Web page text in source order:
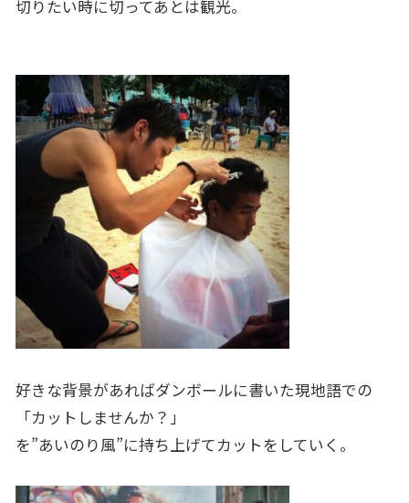
切りたい時に切ってあとは観光。
好きな背景があればダンボールに書いた現地語での
「カットしませんか？」
を”あいのり風”に持ち上げてカットをしていく。